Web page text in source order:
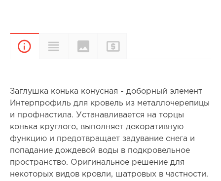
ОписаниеХарактеристики
Цвета и
покрытия
Заглушка конька конусная - доборный элемент
Интерпрофиль для кровель из металлочерепицы
и профнастила. Устанавливается на торцы
конька круглого, выполняет декоративную
функцию и предотвращает задувание снега и
попадание дождевой воды в подкровельное
пространство. Оригинальное решение для
некоторых видов кровли, шатровых в частности.